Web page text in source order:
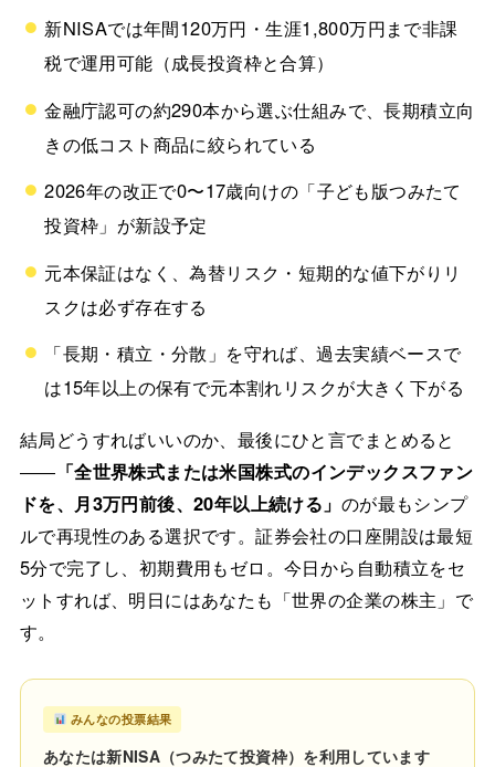
新NISAでは年間120万円・生涯1,800万円まで非課
税で運用可能（成長投資枠と合算）
金融庁認可の約290本から選ぶ仕組みで、長期積立向
きの低コスト商品に絞られている
2026年の改正で0〜17歳向けの「子ども版つみたて
投資枠」が新設予定
元本保証はなく、為替リスク・短期的な値下がりリ
スクは必ず存在する
「長期・積立・分散」を守れば、過去実績ベースで
は15年以上の保有で元本割れリスクが大きく下がる
結局どうすればいいのか、最後にひと言でまとめると
―― 「全世界株式または米国株式のインデックスファン
ドを、月3万円前後、20年以上続ける」 のが最もシンプ
ルで再現性のある選択です。証券会社の口座開設は最短
5分で完了し、初期費用もゼロ。今日から自動積立をセ
ットすれば、明日にはあなたも「世界の企業の株主」で
す。
みんなの投票結果
あなたは新NISA（つみたて投資枠）を利用しています